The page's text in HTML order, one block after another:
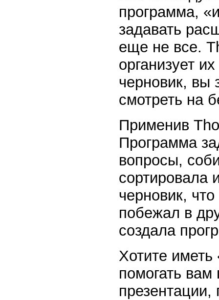
программа,
задавать
еще не все.
организует
черновик, вы
смотреть на
Применив
Программа
вопросы,
сортировала
черновик,
побежал в
создала
Хотите иметь
помогать вам